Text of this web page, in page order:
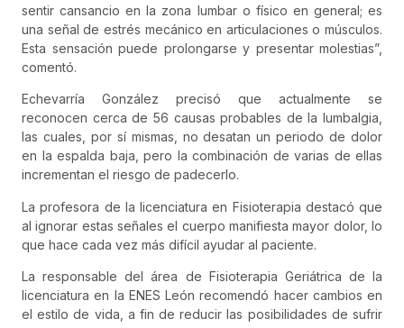
sentir cansancio en la zona lumbar o físico en general; es
una señal de estrés mecánico en articulaciones o músculos.
Esta sensación puede prolongarse y presentar molestias”,
comentó.
Echevarría González precisó que actualmente se
reconocen cerca de 56 causas probables de la lumbalgia,
las cuales, por sí mismas, no desatan un periodo de dolor
en la espalda baja, pero la combinación de varias de ellas
incrementan el riesgo de padecerlo.
La profesora de la licenciatura en Fisioterapia destacó que
al ignorar estas señales el cuerpo manifiesta mayor dolor, lo
que hace cada vez más difícil ayudar al paciente.
La responsable del área de Fisioterapia Geriátrica de la
licenciatura en la ENES León recomendó hacer cambios en
el estilo de vida, a fin de reducir las posibilidades de sufrir